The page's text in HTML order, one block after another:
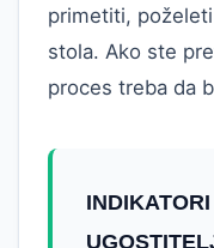
primetiti,
stola. Ako ste
proces treba da